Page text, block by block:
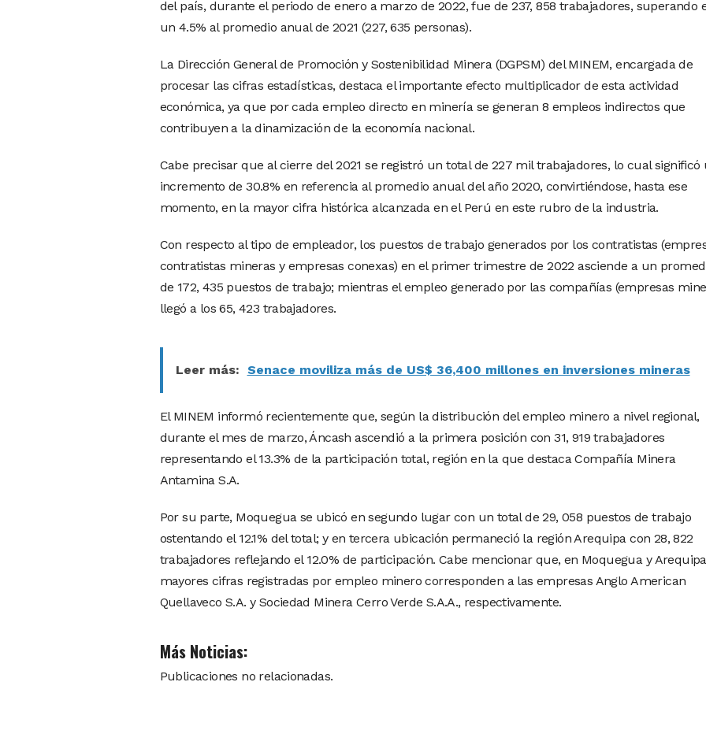
del país, durante el periodo de enero a marzo de 2022, fue de 237, 858 trabajadores, superando
un 4.5% al promedio anual de 2021 (227, 635 personas).
La Dirección General de Promoción y Sostenibilidad Minera (DGPSM) del MINEM, encargada de
procesar las cifras estadísticas, destaca el importante efecto multiplicador de esta actividad
económica, ya que por cada empleo directo en minería se generan 8 empleos indirectos que
contribuyen a la dinamización de la economía nacional.
Cabe precisar que al cierre del 2021 se registró un total de 227 mil trabajadores, lo cual significó
incremento de 30.8% en referencia al promedio anual del año 2020, convirtiéndose, hasta ese
momento, en la mayor cifra histórica alcanzada en el Perú en este rubro de la industria.
Con respecto al tipo de empleador, los puestos de trabajo generados por los contratistas
contratistas mineras y empresas conexas) en el primer trimestre de 2022 asciende a un
de 172, 435 puestos de trabajo; mientras el empleo generado por las compañías (empresas
llegó a los 65, 423 trabajadores.
Leer más: Senace moviliza más de US$ 36,400 millones en inversiones mineras
El MINEM informó recientemente que, según la distribución del empleo minero a nivel regional,
durante el mes de marzo, Áncash ascendió a la primera posición con 31, 919 trabajadores
representando el 13.3% de la participación total, región en la que destaca Compañía Minera
Antamina S.A.
Por su parte, Moquegua se ubicó en segundo lugar con un total de 29, 058 puestos de trabajo
ostentando el 12.1% del total; y en tercera ubicación permaneció la región Arequipa con 28, 822
trabajadores reflejando el 12.0% de participación. Cabe mencionar que, en Moquegua y
mayores cifras registradas por empleo minero corresponden a las empresas Anglo American
Quellaveco S.A. y Sociedad Minera Cerro Verde S.A.A., respectivamente.
Más Noticias:
Publicaciones no relacionadas.